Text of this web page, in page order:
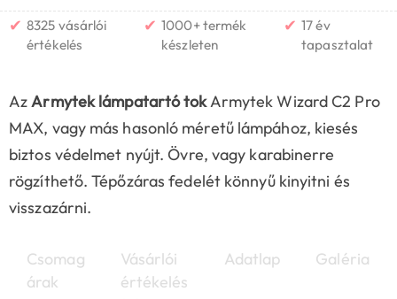
✔ 8325 vásárlói
értékelés
✔ 1000+ termék
készleten
✔ 17 év
tapasztalat
AzArmytek lámpatartó tokArmytek Wizard C2 Pro
MAX, vagy más hasonló méretű lámpához, kiesés
biztos védelmet nyújt. Övre, vagy karabinerre
rögzíthető. Tépőzáras fedelét könnyű kinyitni és
visszazárni.
Csomag
árak
Vásárlói
értékelés
Adatlap Galéria